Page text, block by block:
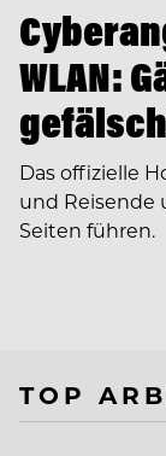
WLAN:
Das offizielle
und Reisende
Seiten führen.
TOP